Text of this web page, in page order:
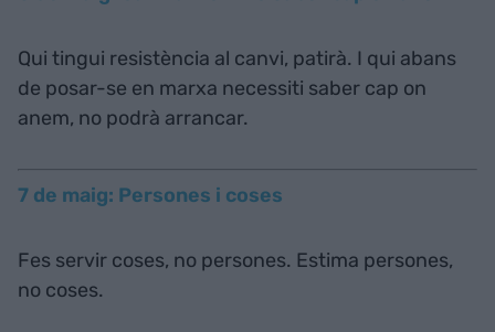
Qui tingui resistència al canvi, patirà. I qui abans
de posar-se en marxa necessiti saber cap on
anem, no podrà arrancar.
7 de maig: Persones i coses
Fes servir coses, no persones. Estima persones,
no coses.